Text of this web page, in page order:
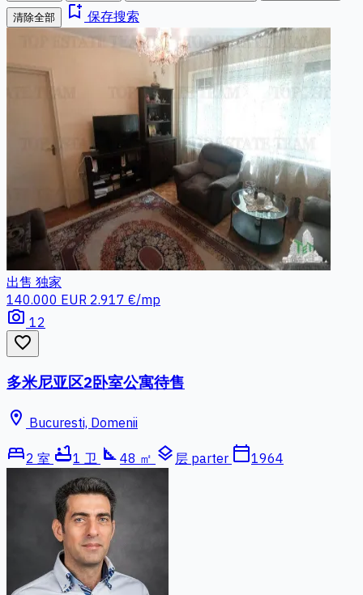
清除全部 bookmark_add 保存搜索
出售 独家
140.000 EUR 2.917 €/mp
photo_camera 12
favorite_border
多米尼亚区2卧室公寓待售
location_on Bucuresti, Domenii
bed2 室 bathtub1 卫 square_foot 48 ㎡ layers 层 parter calendar_today1964